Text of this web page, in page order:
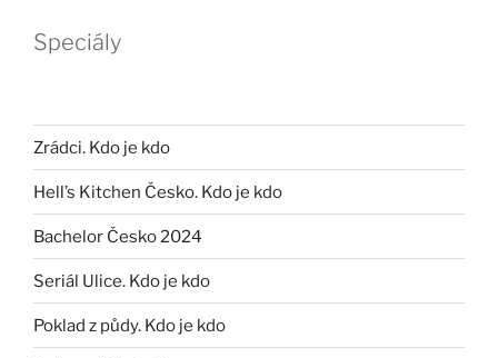
Speciály
Zrádci. Kdo je kdo
Hell’s Kitchen Česko. Kdo je kdo
Bachelor Česko 2024
Seriál Ulice. Kdo je kdo
Poklad z půdy. Kdo je kdo